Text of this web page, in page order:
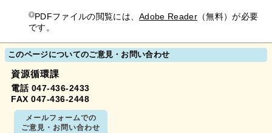
PDFファイルの閲覧には、Adobe Reader （無料）が必要
です。
このページについてのご意見・お問い合わせ
資源循環課
電話 047-436-2433
FAX 047-436-2448
メールフォームでの
ご意見・お問い合わせ